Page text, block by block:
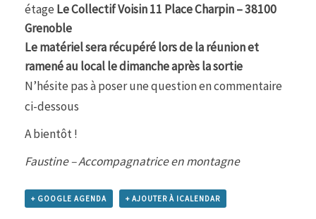
étageLe Collectif Voisin 11 Place Charpin – 38100
Grenoble
Le matériel sera récupéré lors de la réunion et
ramené au local le dimanche après la sortie
N’hésite pas à poser une question en commentaire
ci-dessous
A bientôt !
Faustine – Accompagnatrice en montagne
+ GOOGLE AGENDA + AJOUTER À ICALENDAR